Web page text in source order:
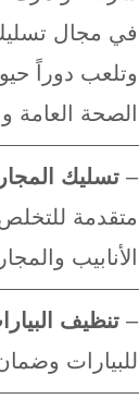
في مجال
وتلعب دوراً
الصحة العامة
– تسليك
متقدمة
الأنابيب
– تنظيف
للبيارات